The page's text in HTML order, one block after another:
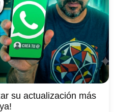
su actualización más